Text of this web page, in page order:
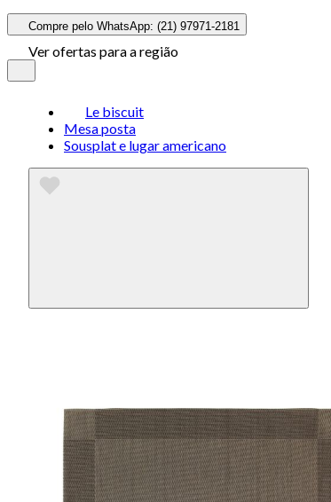
Compre pelo WhatsApp: (21) 97971-2181
Ver ofertas para a região
Le biscuit
Mesa posta
Sousplat e lugar americano